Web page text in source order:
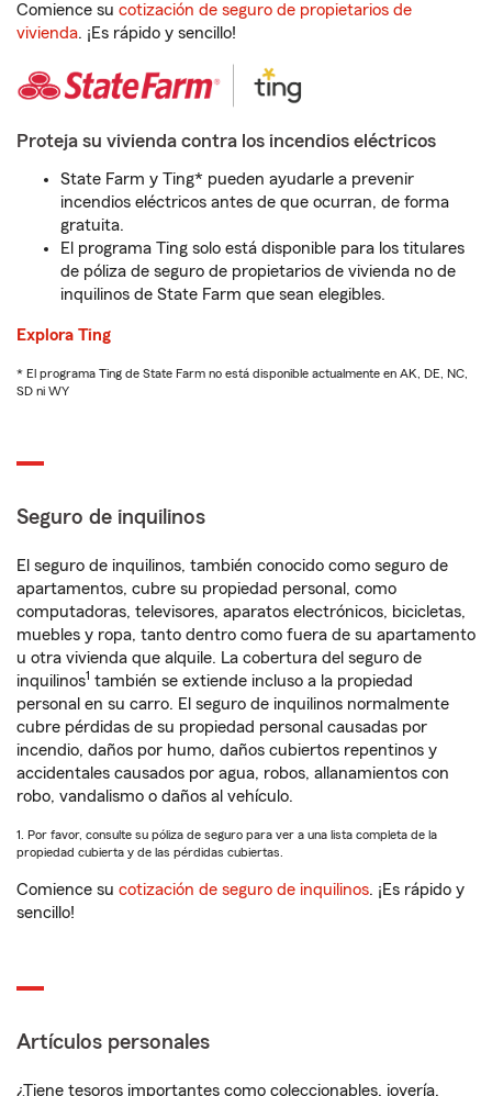
Comience su cotización de seguro de propietarios de
vivienda. ¡Es rápido y sencillo!
Proteja su vivienda contra los incendios eléctricos
State Farm y Ting* pueden ayudarle a prevenir
incendios eléctricos antes de que ocurran, de forma
gratuita.
El programa Ting solo está disponible para los titulares
de póliza de seguro de propietarios de vivienda no de
inquilinos de State Farm que sean elegibles.
Explora Ting
* El programa Ting de State Farm no está disponible actualmente en AK, DE, NC,
SD ni WY
Seguro de inquilinos
El seguro de inquilinos, también conocido como seguro de
apartamentos, cubre su propiedad personal, como
computadoras, televisores, aparatos electrónicos, bicicletas,
muebles y ropa, tanto dentro como fuera de su apartamento
u otra vivienda que alquile. La cobertura del seguro de
inquilinos1 también se extiende incluso a la propiedad
personal en su carro. El seguro de inquilinos normalmente
cubre pérdidas de su propiedad personal causadas por
incendio, daños por humo, daños cubiertos repentinos y
accidentales causados por agua, robos, allanamientos con
robo, vandalismo o daños al vehículo.
1. Por favor, consulte su póliza de seguro para ver a una lista completa de la
propiedad cubierta y de las pérdidas cubiertas.
Comience su cotización de seguro de inquilinos. ¡Es rápido y
sencillo!
Artículos personales
¿Tiene tesoros importantes como coleccionables, joyería,